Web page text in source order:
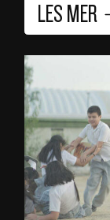
LES MER